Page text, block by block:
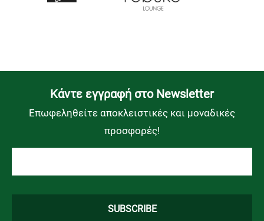
Kάντε εγγραφή στο Newsletter
Επωφεληθείτε αποκλειστικές και μοναδικές
προσφορές!